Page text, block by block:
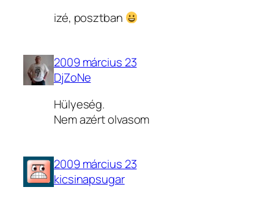
izé, posztban
2009 március 23
DjZoNe
Hülyeség.
Nem azért olvasom
2009 március 23
kicsinapsugar